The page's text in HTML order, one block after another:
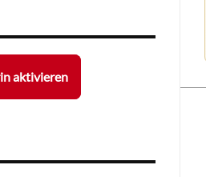
aktivieren